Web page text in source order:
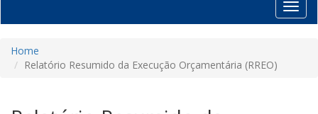
Home
Relatório Resumido da Execução Orçamentária (RREO)